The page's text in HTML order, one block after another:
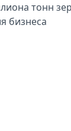
тонн
бизнеса